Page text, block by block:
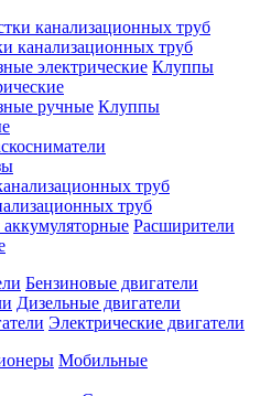
канализационных труб
Клуппы
Клуппы
труб
Расширители
Бензиновые двигатели
Дизельные двигатели
Электрические двигатели
Мобильные